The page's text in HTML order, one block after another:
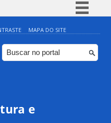
Simplifique!
Comunica BR
Participe
MAPA DO SITE
e